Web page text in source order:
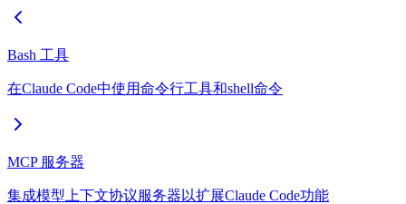
Bash 工具
在Claude Code中使用命令行工具和shell命令
MCP 服务器
集成模型上下文协议服务器以扩展Claude Code功能